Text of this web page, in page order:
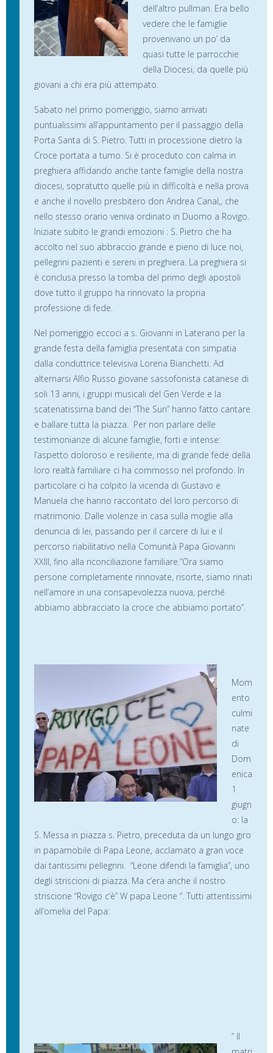
dell’altro pullman. Era bello
vedere che le famiglie
provenivano un po’ da
quasi tutte le parrocchie
della Diocesi, da quelle più
giovani a chi era più attempato.
Sabato nel primo pomeriggio, siamo arrivati
puntualissimi all’appuntamento per il passaggio della
Porta Santa di S. Pietro. Tutti in processione dietro la
Croce portata a turno. Si è proceduto con calma in
preghiera affidando anche tante famiglie della nostra
diocesi, sopratutto quelle più in difficoltà e nella prova
e anche il novello presbitero don Andrea Canal,, che
nello stesso orario veniva ordinato in Duomo a Rovigo.
Iniziate subito le grandi emozioni : S. Pietro che ha
accolto nel suo abbraccio grande e pieno di luce noi,
pellegrini pazienti e sereni in preghiera. La preghiera si
è conclusa presso la tomba del primo degli apostoli
dove tutto il gruppo ha rinnovato la propria
professione di fede.
Nel pomeriggio eccoci a s. Giovanni in Laterano per la
grande festa della famiglia presentata con simpatia
dalla conduttrice televisiva Lorena Bianchetti. Ad
alternarsi Alfio Russo giovane sassofonista catanese di
soli 13 anni, i gruppi musicali del Gen Verde e la
scatenatissima band dei “The Sun” hanno fatto cantare
e ballare tutta la piazza. Per non parlare delle
testimonianze di alcune famiglie, forti e intense:
l’aspetto doloroso e resiliente, ma di grande fede della
loro realtà familiare ci ha commosso nel profondo. In
particolare ci ha colpito la vicenda di Gustavo e
Manuela che hanno raccontato del loro percorso di
matrimonio. Dalle violenze in casa sulla moglie alla
denuncia di lei, passando per il carcere di lui e il
percorso riabilitativo nella Comunità Papa Giovanni
XXIII, fino alla riconciliazione familiare.”Ora siamo
persone completamente rinnovate, risorte, siamo rinati
nell’amore in una consapevolezza nuova, perché
abbiamo abbracciato la croce che abbiamo portato”.
Mom
ento
culmi
nate
di
Dom
enica
1
giugn
o: la
S. Messa in piazza s. Pietro, preceduta da un lungo giro
in papamobile di Papa Leone, acclamato a gran voce
dai tantissimi pellegrini. “Leone difendi la famiglia”, uno
degli striscioni di piazza. Ma c’era anche il nostro
striscione “Rovigo c’è” W papa Leone “. Tutti attentissimi
all’omelia del Papa:
” Il